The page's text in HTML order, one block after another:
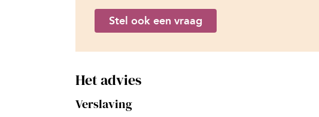
Stel ook een vraag
Het advies
Verslaving